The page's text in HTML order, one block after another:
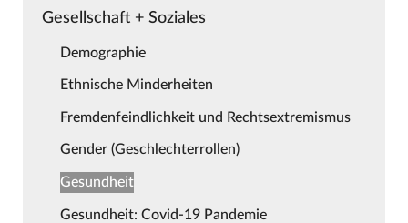
Gesellschaft + Soziales
Demographie
Ethnische Minderheiten
Fremdenfeindlichkeit und Rechtsextremismus
Gender (Geschlechterrollen)
Gesundheit
Gesundheit: Covid-19 Pandemie